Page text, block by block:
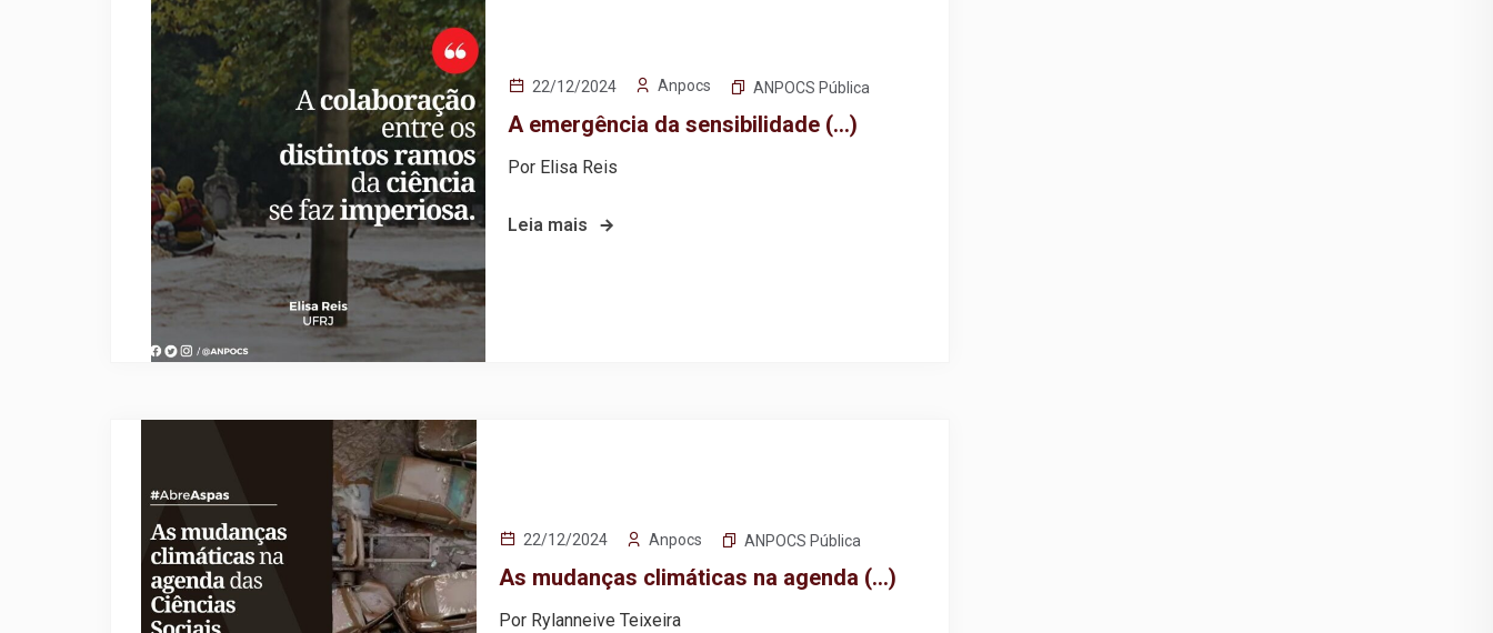
22/12/2024 Anpocs ANPOCS Pública
A emergência da sensibilidade (…)
Por Elisa Reis
Leia mais
22/12/2024 Anpocs ANPOCS Pública
As mudanças climáticas na agenda (…)
Por Rylanneive Teixeira